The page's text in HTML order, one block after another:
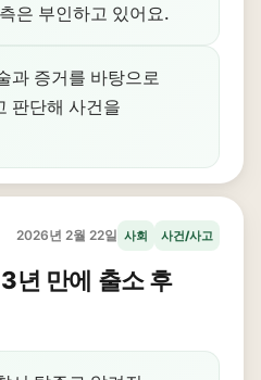
은 부인하고 있어요.
과 증거를 바탕으로
판단해 사건을
2026년 2월 22일 사회 사건/사고
년 만에 출소 후